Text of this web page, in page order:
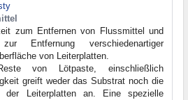
zum Entfernen von Flussmittel und
Entfernung verschiedenartiger
von Leiterplatten.
von Lötpaste, einschließlich
greift weder das Substrat noch die
der Leiterplatten an. Eine spezielle